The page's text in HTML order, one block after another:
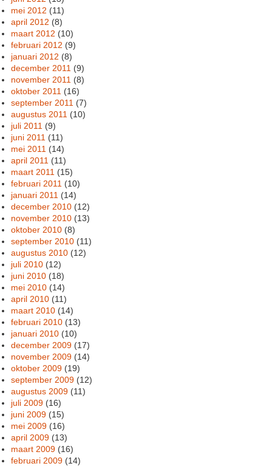
mei 2012 (11)
april 2012 (8)
maart 2012 (10)
februari 2012 (9)
januari 2012 (8)
december 2011 (9)
november 2011 (8)
oktober 2011 (16)
september 2011 (7)
augustus 2011 (10)
juli 2011 (9)
juni 2011 (11)
mei 2011 (14)
april 2011 (11)
maart 2011 (15)
februari 2011 (10)
januari 2011 (14)
december 2010 (12)
november 2010 (13)
oktober 2010 (8)
september 2010 (11)
augustus 2010 (12)
juli 2010 (12)
juni 2010 (18)
mei 2010 (14)
april 2010 (11)
maart 2010 (14)
februari 2010 (13)
januari 2010 (10)
december 2009 (17)
november 2009 (14)
oktober 2009 (19)
september 2009 (12)
augustus 2009 (11)
juli 2009 (16)
juni 2009 (15)
mei 2009 (16)
april 2009 (13)
maart 2009 (16)
februari 2009 (14)